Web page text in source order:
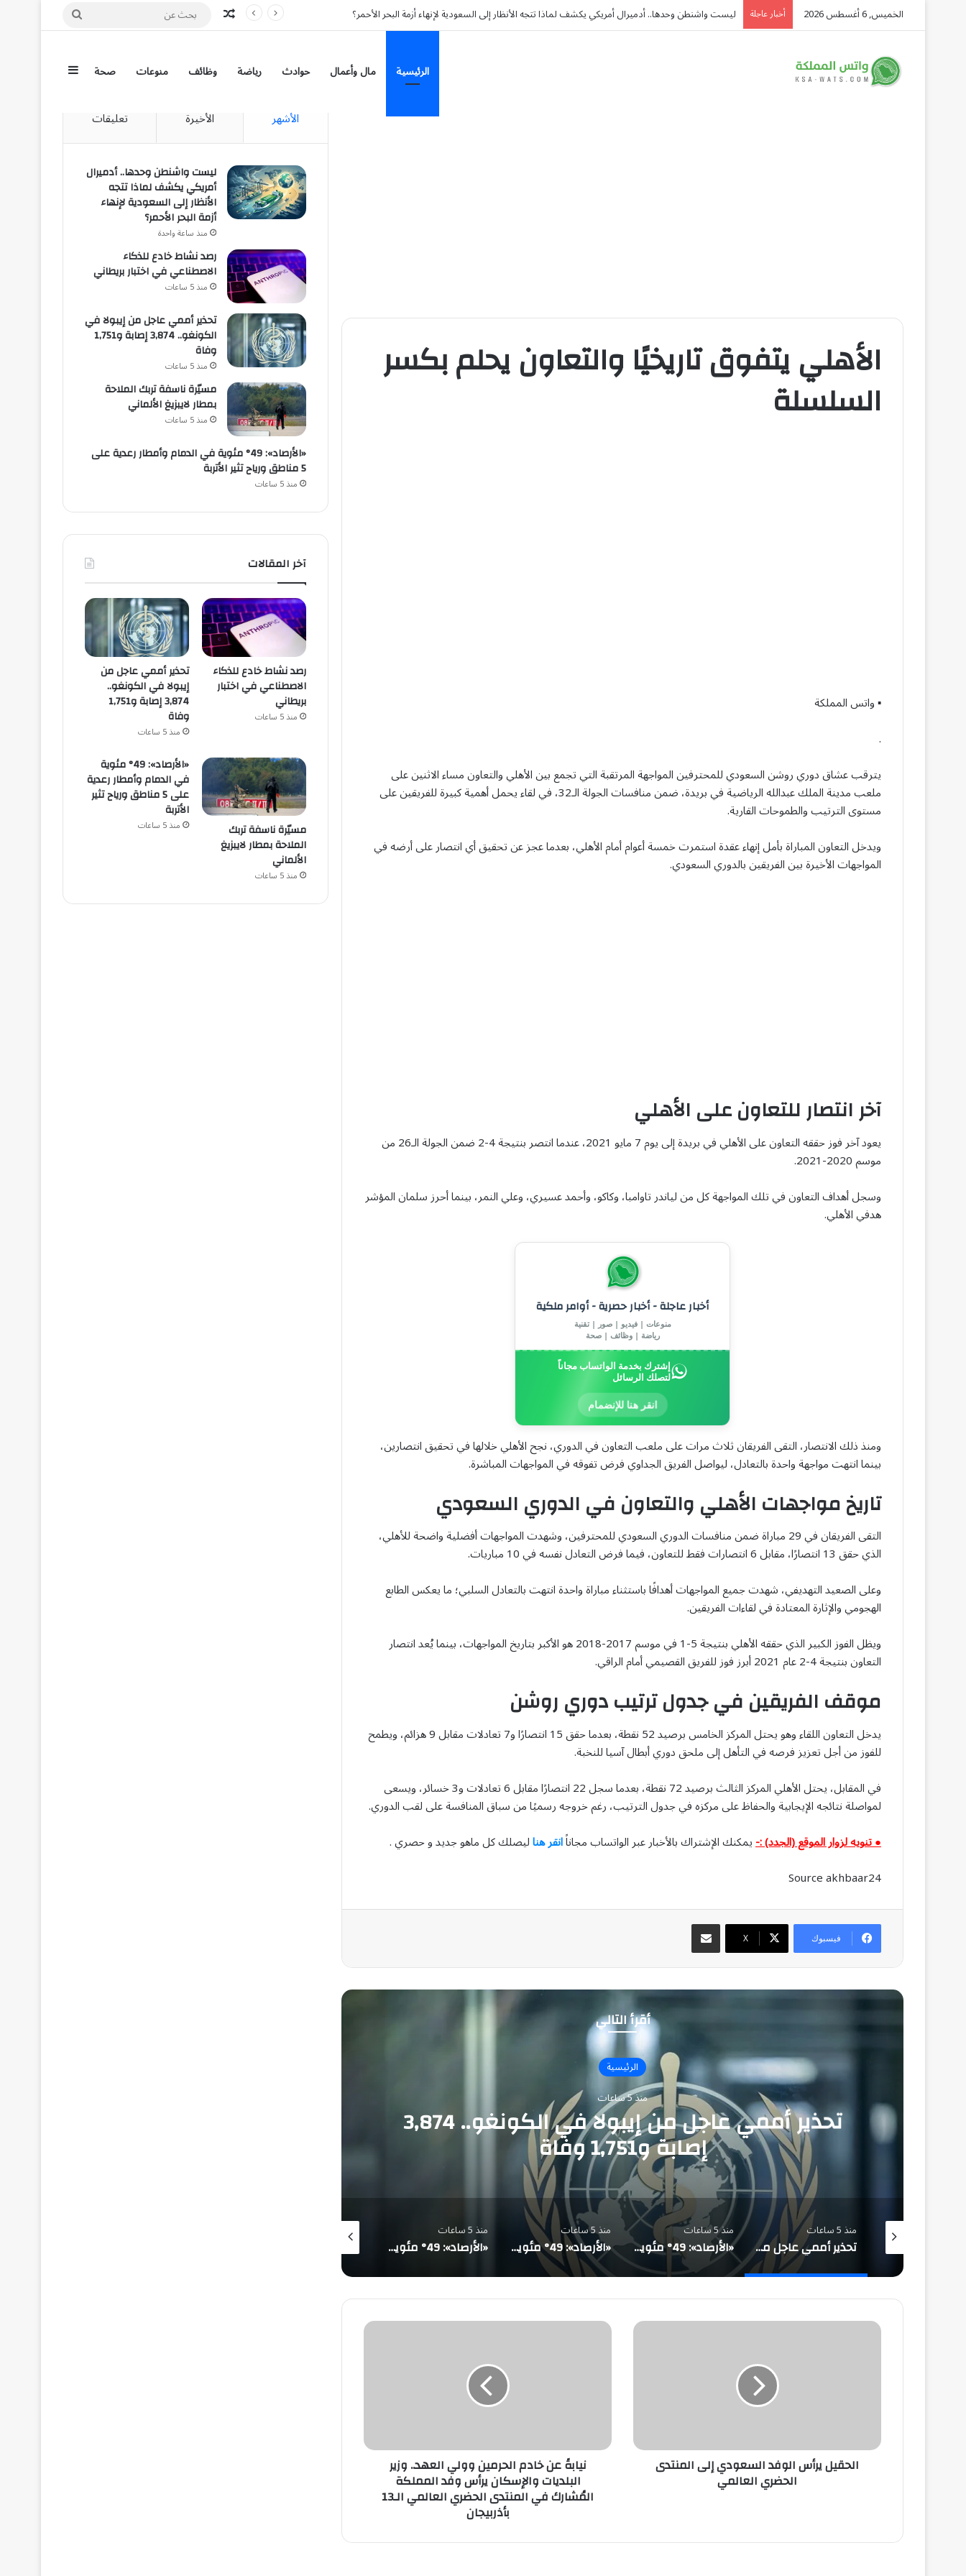
الخميس, 6 أغسطس 2026 أخبار عاجلة ليست واشنطن وحدها.. أدميرال أمريكي يكشف لماذا تتجه الأنظار إلى السعودية لإنهاء أزمة البحر الأحمر؟ مقال عشوائي
بحث
الرئيسية مال وأعمال حوادث رياضة وظائف منوعات صحة إضافة عمود
الأهلي يتفوق تاريخيًا والتعاون يحلم بكسر
السلسلة
▪︎ واتس المملكة
.
يترقب عشاق دوري روشن السعودي للمحترفين المواجهة المرتقبة التي تجمع بين الأهلي والتعاون مساء الاثنين على
ملعب مدينة الملك عبدالله الرياضية في بريدة، ضمن منافسات الجولة الـ32، في لقاء يحمل أهمية كبيرة للفريقين على
مستوى الترتيب والطموحات القارية.
ويدخل التعاون المباراة بأمل إنهاء عقدة استمرت خمسة أعوام أمام الأهلي، بعدما عجز عن تحقيق أي انتصار على أرضه في
المواجهات الأخيرة بين الفريقين بالدوري السعودي.
آخر انتصار للتعاون على الأهلي
يعود آخر فوز حققه التعاون على الأهلي في بريدة إلى يوم 7 مايو 2021، عندما انتصر بنتيجة 4-2 ضمن الجولة الـ26 من
موسم 2020-2021.
وسجل أهداف التعاون في تلك المواجهة كل من لياندر تاوامبا، وكاكو، وأحمد عسيري، وعلي النمر، بينما أحرز سلمان المؤشر
هدفي الأهلي.
أخبار عاجلة - أخبار حصرية - أوامر ملكية
منوعات | فيديو | صور | تقنية
رياضة | وظائف | صحة
إشترك بخدمة الواتساب مجاناً
لتصلك الرسائل
انقر هنا للإنضمام
ومنذ ذلك الانتصار، التقى الفريقان ثلاث مرات على ملعب التعاون في الدوري، نجح الأهلي خلالها في تحقيق انتصارين،
بينما انتهت مواجهة واحدة بالتعادل، ليواصل الفريق الجداوي فرض تفوقه في المواجهات المباشرة.
تاريخ مواجهات الأهلي والتعاون في الدوري السعودي
التقى الفريقان في 29 مباراة ضمن منافسات الدوري السعودي للمحترفين، وشهدت المواجهات أفضلية واضحة للأهلي،
الذي حقق 13 انتصارًا، مقابل 6 انتصارات فقط للتعاون، فيما فرض التعادل نفسه في 10 مباريات.
وعلى الصعيد التهديفي، شهدت جميع المواجهات أهدافًا باستثناء مباراة واحدة انتهت بالتعادل السلبي؛ ما يعكس الطابع
الهجومي والإثارة المعتادة في لقاءات الفريقين.
ويظل الفوز الكبير الذي حققه الأهلي بنتيجة 5-1 في موسم 2017-2018 هو الأكبر بتاريخ المواجهات، بينما يُعد انتصار
التعاون بنتيجة 4-2 عام 2021 أبرز فوز للفريق القصيمي أمام الراقي.
موقف الفريقين في جدول ترتيب دوري روشن
يدخل التعاون اللقاء وهو يحتل المركز الخامس برصيد 52 نقطة، بعدما حقق 15 انتصارًا و7 تعادلات مقابل 9 هزائم، ويطمح
للفوز من أجل تعزيز فرصه في التأهل إلى ملحق دوري أبطال آسيا للنخبة.
في المقابل، يحتل الأهلي المركز الثالث برصيد 72 نقطة، بعدما سجل 22 انتصارًا مقابل 6 تعادلات و3 خسائر، ويسعى
لمواصلة نتائجه الإيجابية والحفاظ على مركزه في جدول الترتيب، رغم خروجه رسميًا من سباق المنافسة على لقب الدوري.
● تنويه لزوار الموقع (الجدد) :-يمكنك الإشتراك بالأخبار عبر الواتساب مجاناًانقر هناليصلك كل ماهو جديد و حصري .
Source akhbaar24
فيسبوك ‫X
مشاركة عبر البريد
أقرأ التالي
الرئيسية
منذ 5 ساعات
تحذير أممي عاجل من إيبولا في الكونغو.. 3,874
إصابة و1,751 وفاة
ليست واشنطن وحدها.. أدميرال أمريكي يكشف لماذا تتجه الأنظار إلى السعودية لإنهاء أزمة البحر الأحمر؟
منذ 5 ساعات
تحذير أممي عاجل من إيبولا في الكونغو.. 3,874 إصابة و1,751 وفاة
منذ 5 ساعات
«الأرصاد»: 49° مئوية في الدمام وأمطار رعدية على 5 مناطق ورياح تثير الأتربة
منذ 5 ساعات
«الأرصاد»: 49° مئوية في الدمام وأمطار رعدية على 5 مناطق ورياح تثير الأتربة
منذ 5 ساعات
«الأرصاد»: 49° مئوية في الدمام وأمطار رعدية على 5 مناطق ورياح تثير الأتربة
منذ 5 ساعات
الحقيل
الحقيل يرأس الوفد السعودي إلى المنتدى
الحضري العالمي
نيابةً
والإسكان
المملكة
المنتدى
نيابةً عن خادم الحرمين وولي العهد.. وزير
البلديات والإسكان يرأس وفد المملكة
المُشارك في المنتدى الحضري العالمي الـ13
بأذربيجان
الأشهر الأخيرة تعليقات
ليست واشنطن وحدها.. أدميرال
أمريكي يكشف لماذا تتجه
الأنظار إلى السعودية لإنهاء
أزمة البحر الأحمر؟
منذ ساعة واحدة
رصد نشاط خادع للذكاء
الاصطناعي في اختبار بريطاني
منذ 5 ساعات
تحذير أممي عاجل من إيبولا في
الكونغو.. 3,874 إصابة و1,751
وفاة
منذ 5 ساعات
مسيّرة ناسفة تربك الملاحة
بمطار لايبزيغ الألماني
منذ 5 ساعات
«الأرصاد»: 49° مئوية في الدمام وأمطار رعدية على
5 مناطق ورياح تثير الأتربة
منذ 5 ساعات
آخر المقالات
رصد نشاط خادع للذكاء
الاصطناعي في اختبار
بريطاني
منذ 5 ساعات
تحذير أممي عاجل من
إيبولا في الكونغو..
3,874 إصابة و1,751
وفاة
منذ 5 ساعات
مسيّرة ناسفة تربك
الملاحة بمطار لايبزيغ
الألماني
منذ 5 ساعات
«الأرصاد»: 49° مئوية
في الدمام وأمطار رعدية
على 5 مناطق ورياح تثير
الأتربة
منذ 5 ساعات